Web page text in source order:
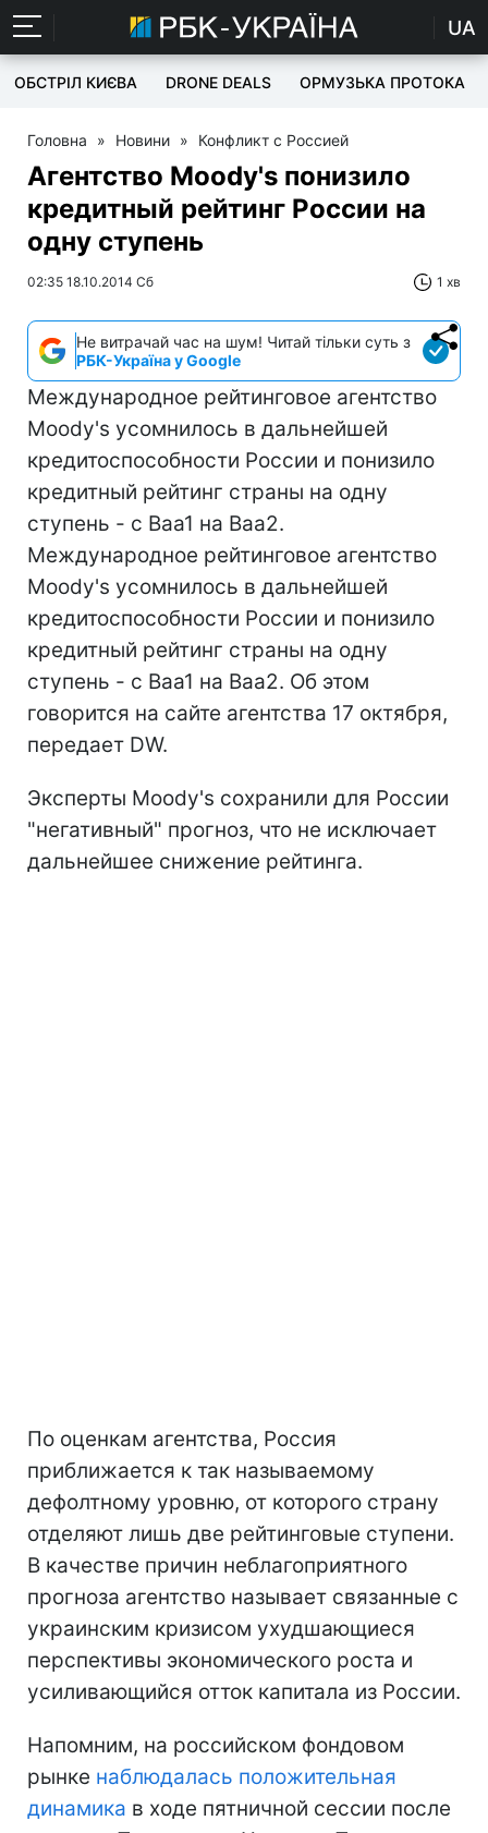
UA
ОБСТРІЛ КИЄВА DRONE DEALS ОРМУЗЬКА ПРОТОКА
Головна » Новини » Конфликт с Россией
Агентство Moody's понизило
кредитный рейтинг России на
одну ступень
02:35 18.10.2014 Сб 1 хв
Не витрачай час на шум! Читай тільки суть з
РБК-Україна у Google
Международное рейтинговое агентство
Moody's усомнилось в дальнейшей
кредитоспособности России и понизило
кредитный рейтинг страны на одну
ступень - с Baa1 на Baa2.
Международное рейтинговое агентство
Moody's усомнилось в дальнейшей
кредитоспособности России и понизило
кредитный рейтинг страны на одну
ступень - с Baa1 на Baa2. Об этом
говорится на сайте агентства 17 октября,
передает DW.
Эксперты Moody's сохранили для России
"негативный" прогноз, что не исключает
дальнейшее снижение рейтинга.
По оценкам агентства, Россия
приближается к так называемому
дефолтному уровню, от которого страну
отделяют лишь две рейтинговые ступени.
В качестве причин неблагоприятного
прогноза агентство называет связанные с
украинским кризисом ухудшающиеся
перспективы экономического роста и
усиливающийся отток капитала из России.
Напомним, на российском фондовом
рынке наблюдалась положительная
динамика в ходе пятничной сессии после